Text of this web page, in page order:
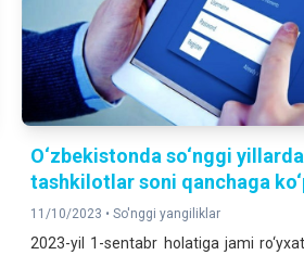
O‘zbekistonda so‘nggi
tashkilotlar soni qanchaga
11/10/2023 • So'nggi yangiliklar
2023-yil 1-sentabr holatiga jami